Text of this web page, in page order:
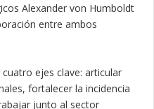
Alexander von Humboldt
entre ambos
ejes clave: articular
fortalecer la incidencia
junto al sector